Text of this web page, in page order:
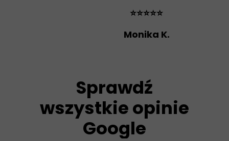
⭐⭐⭐⭐⭐
Monika K.
Sprawdź
wszystkie opinie
Google